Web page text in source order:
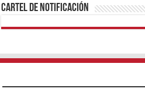
Cartel de Notificación